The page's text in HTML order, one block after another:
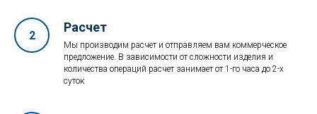
Расчет
Мы производим расчет и отправляем вам коммерческое
предложение. В зависимости от сложности изделия и
количества операций расчет занимает от 1-го часа до 2-х
суток